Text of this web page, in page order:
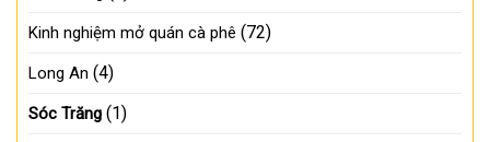
Kinh nghiệm mở quán cà phê (72)
Long An (4)
Sóc Trăng (1)